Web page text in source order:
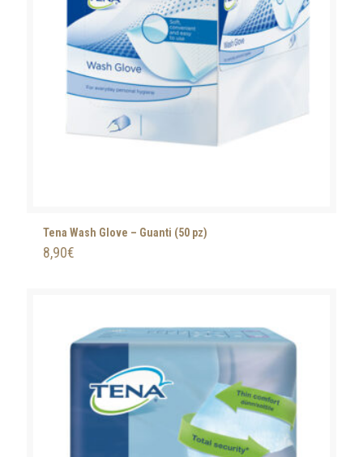
Tena Wash Glove – Guanti (50 pz)
8,90€